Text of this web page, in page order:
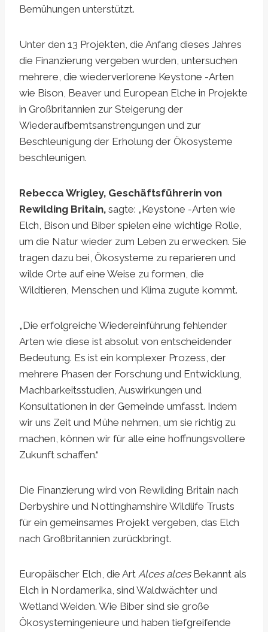
Bemühungen unterstützt.
Unter den 13 Projekten, die Anfang dieses Jahres
die Finanzierung vergeben wurden, untersuchen
mehrere, die wiederverlorene Keystone -Arten
wie Bison, Beaver und European Elche in Projekte
in Großbritannien zur Steigerung der
Wiederaufbemtsanstrengungen und zur
Beschleunigung der Erholung der Ökosysteme
beschleunigen.
Rebecca Wrigley, Geschäftsführerin von
Rewilding Britain, sagte: „Keystone -Arten wie
Elch, Bison und Biber spielen eine wichtige Rolle,
um die Natur wieder zum Leben zu erwecken. Sie
tragen dazu bei, Ökosysteme zu reparieren und
wilde Orte auf eine Weise zu formen, die
Wildtieren, Menschen und Klima zugute kommt.
„Die erfolgreiche Wiedereinführung fehlender
Arten wie diese ist absolut von entscheidender
Bedeutung. Es ist ein komplexer Prozess, der
mehrere Phasen der Forschung und Entwicklung,
Machbarkeitsstudien, Auswirkungen und
Konsultationen in der Gemeinde umfasst. Indem
wir uns Zeit und Mühe nehmen, um sie richtig zu
machen, können wir für alle eine hoffnungsvollere
Zukunft schaffen.“
Die Finanzierung wird von Rewilding Britain nach
Derbyshire und Nottinghamshire Wildlife Trusts
für ein gemeinsames Projekt vergeben, das Elch
nach Großbritannien zurückbringt.
Europäischer Elch, die Art Alces alcesBekannt als
Elch in Nordamerika, sind Waldwächter und
Wetland Weiden. Wie Biber sind sie große
Ökosystemingenieure und haben tiefgreifende